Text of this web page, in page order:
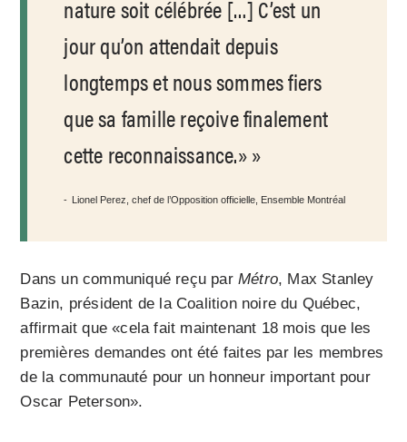
nature soit célébrée […] C’est un
jour qu’on attendait depuis
longtemps et nous sommes fiers
que sa famille reçoive finalement
cette reconnaissance.»
Lionel Perez, chef de l’Opposition officielle, Ensemble Montréal
Dans un communiqué reçu parMétro, Max Stanley
Bazin, président de la Coalition noire du Québec,
affirmait que «cela fait maintenant 18 mois que les
premières demandes ont été faites par les membres
de la communauté pour un honneur important pour
Oscar Peterson».